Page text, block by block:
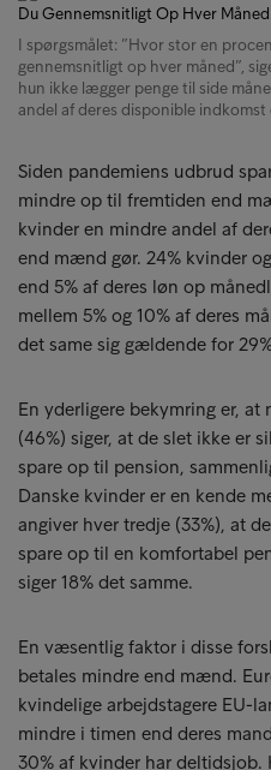
I spørgsmålet: ”Hvor stor en
gennemsnitligt op hver måned”,
hun ikke lægger penge til side
andel af deres disponible
Siden pandemiens udbrud
mindre op til fremtiden end
kvinder en mindre andel af
end mænd gør. 24% kvinder
end 5% af deres løn op
mellem 5% og 10% af deres
det same sig gældende for
En yderligere bekymring er,
(46%) siger, at de slet ikke er
spare op til pension,
Danske kvinder er en kende
angiver hver tredje (33%), at
spare op til en komfortabel
siger 18% det samme.
En væsentlig faktor i disse
betales mindre end mænd.
kvindelige arbejdstagere EU-
mindre i timen end deres
30% af kvinder har deltidsjob.